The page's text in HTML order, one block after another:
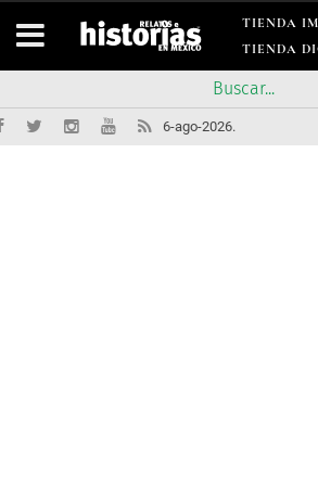
TIENDA
TIENDA
6-ago-2026.